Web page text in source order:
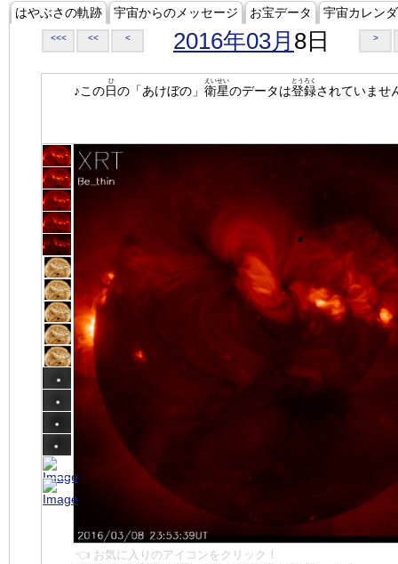
はやぶさの軌跡 宇宙からのメッセージ お宝データ 宇宙カレン
<<< << < 2016年03月 8日 >
♪この日
ひ
の「あけぼの」 衛星
えいせい
のデータは登録
とうろく
されていませ
👈 お気に入りのアイコンをクリック！